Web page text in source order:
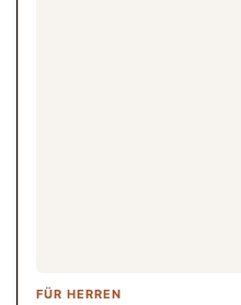
FÜR HERREN